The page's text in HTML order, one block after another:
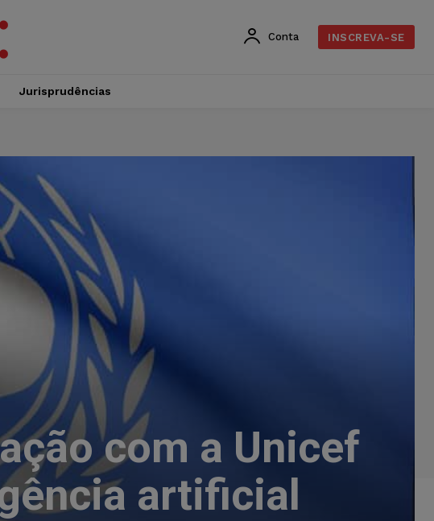
Conta INSCREVA-SE
Jurisprudências
com a Unicef
artificial